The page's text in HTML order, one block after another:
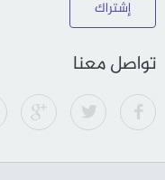
إشتراك
تواصل معنا